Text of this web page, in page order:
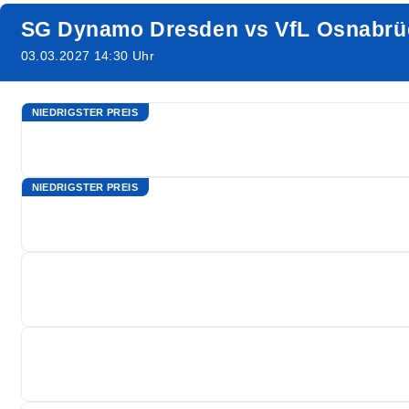
SG Dynamo Dresden vs VfL
03.03.2027 14:30 Uhr
NIEDRIGSTER PREIS
NIEDRIGSTER PREIS